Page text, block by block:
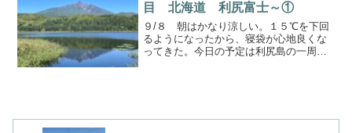
目 北海道 利尻富士～①
９/８ 朝はかなり涼しい。１５℃を下回
るようになったから、寝袋が心地良くな
ってきた。今日の予定は利尻島の一周。